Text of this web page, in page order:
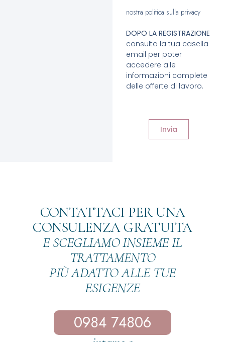
nostra politica sulla privacy
DOPO LA REGISTRAZIONE
consulta la tua casella
email per poter
accedere alle
informazioni complete
delle offerte di lavoro.
Invia
CONTATTACI PER UNA
CONSULENZA GRATUITA
E SCEGLIAMO INSIEME IL
TRATTAMENTO
PIÙ ADATTO ALLE TUE
ESIGENZE
0984 74806